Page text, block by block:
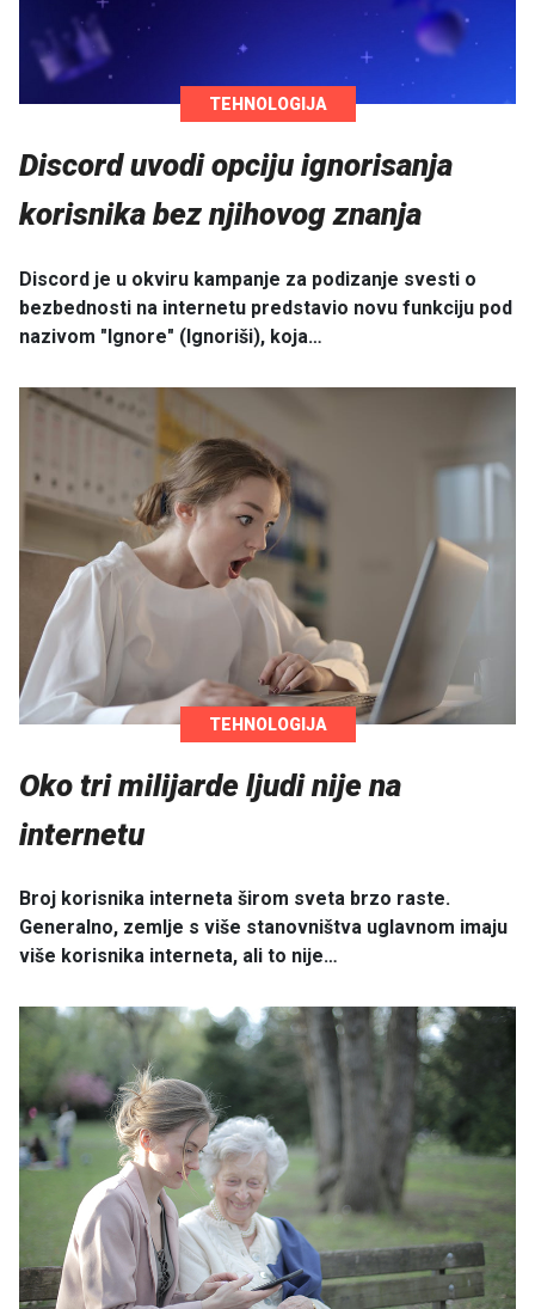
TEHNOLOGIJA
Discord uvodi opciju ignorisanja
korisnika bez njihovog znanja
Discord je u okviru kampanje za podizanje svesti o
bezbednosti na internetu predstavio novu funkciju pod
nazivom "Ignore" (Ignoriši), koja…
TEHNOLOGIJA
Oko tri milijarde ljudi nije na
internetu
Broj korisnika interneta širom sveta brzo raste.
Generalno, zemlje s više stanovništva uglavnom imaju
više korisnika interneta, ali to nije…